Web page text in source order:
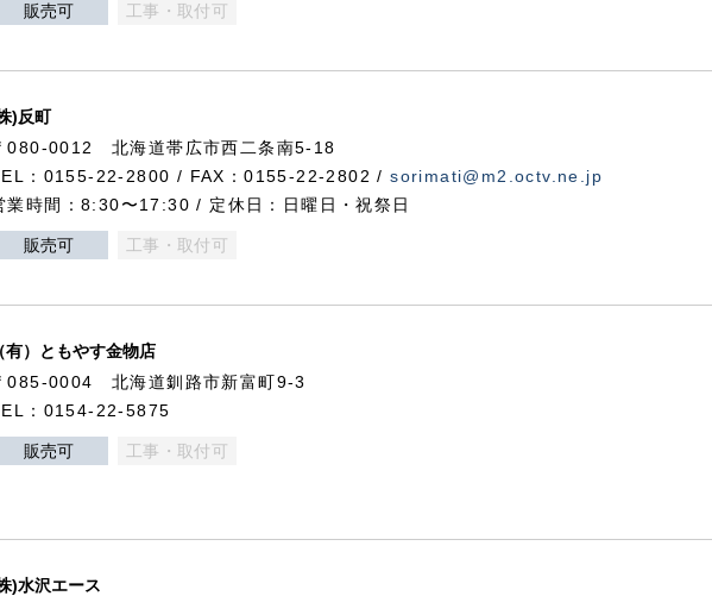
販売可 工事・取付可
)反町
080-0012 北海道帯広市西二条南5-18
：0155-22-2800 / FAX：0155-22-2802 /sorimati@m2.octv.ne.jp
業時間：8:30〜17:30 / 定休日：日曜日・祝祭日
販売可 工事・取付可
有）ともやす金物店
085-0004 北海道釧路市新富町9-3
：0154-22-5875
販売可 工事・取付可
)水沢エース